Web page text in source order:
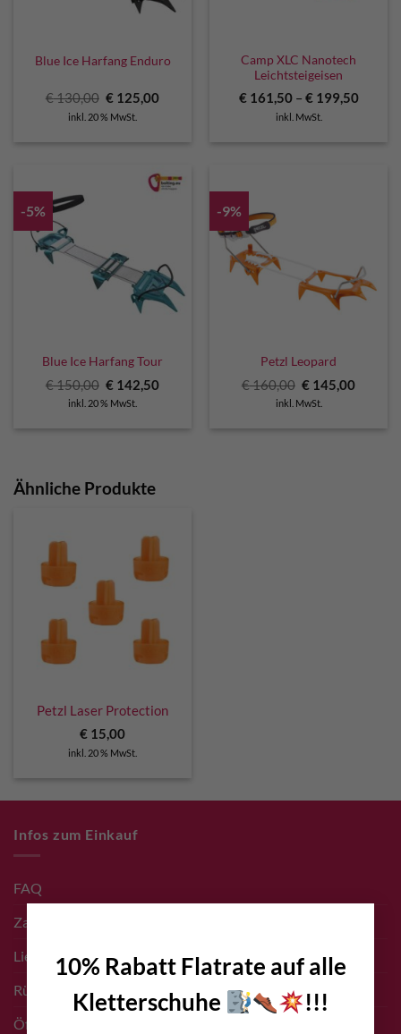
10% Rabatt Flatrate auf alle
Kletterschuhe
!!!
Blue Ice Harfang Enduro
€130,00 Ursprünglicher
war:
€ 125,00Aktueller
inkl. 20 % MwSt.
Camp XLC Nanotech
Leichtsteigeisen
€161,50– €199,50
inkl. MwSt.
-5%
Blue Ice Harfang Tour
€150,00 Ursprünglicher
Preis
war:
€ 142,50Aktueller
inkl. 20 % MwSt.
-9%
Petzl Leopard
€160,00 Ursprünglicher
Preis
war:
€ 145,00
inkl. MwSt.
Ähnliche Produkte
Petzl Laser Protection
€ 15,00
inkl. 20 % MwSt.
Infos zum Einkauf
FAQ
Zahlungsarten
Liefer- & Versand Infos
Rücksendungen
Öffnungszeiten Shop